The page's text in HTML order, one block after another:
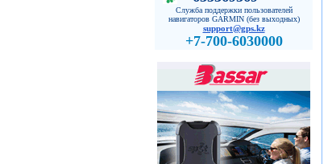
Служба поддержки пользователей
навигаторов GARMIN (без выходных)
support@gps.kz
+7-700-6030000